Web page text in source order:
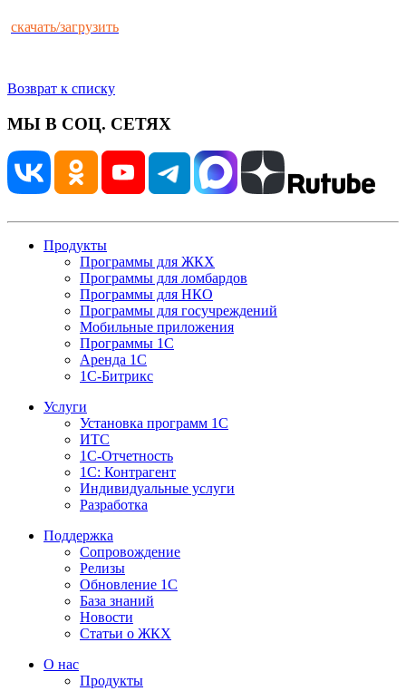
скачать/загрузить
Возврат к списку
МЫ В СОЦ. СЕТЯХ
Продукты
Программы для ЖКХ
Программы для ломбардов
Программы для НКО
Программы для госучреждений
Мобильные приложения
Программы 1С
Аренда 1С
1С-Битрикс
Услуги
Установка программ 1С
ИТС
1С-Отчетность
1С: Контрагент
Индивидуальные услуги
Разработка
Поддержка
Сопровождение
Релизы
Обновление 1С
База знаний
Новости
Статьи о ЖКХ
О нас
Продукты